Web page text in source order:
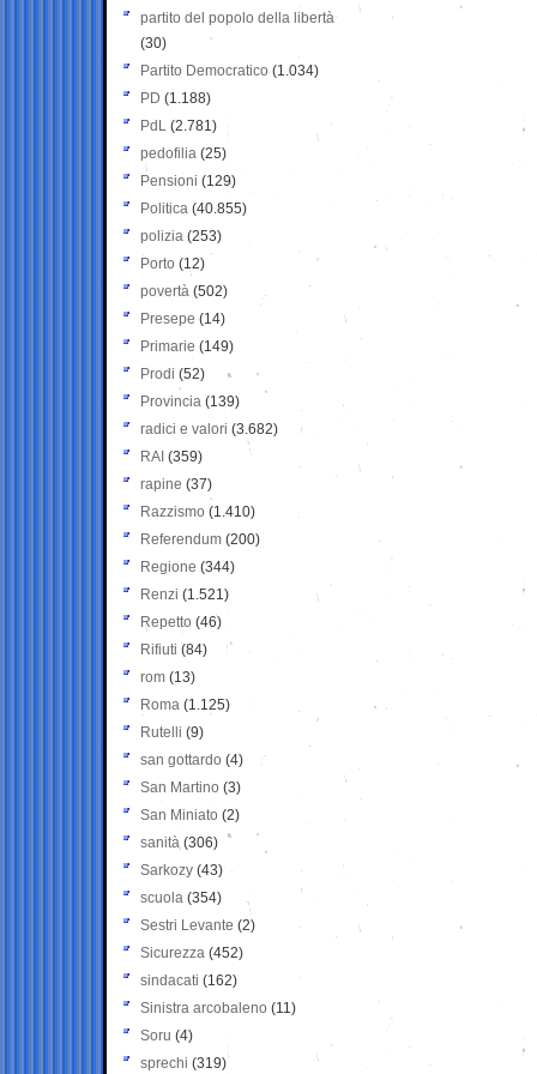
partito del popolo della libertà
(30)
Partito Democratico (1.034)
PD (1.188)
PdL (2.781)
pedofilia (25)
Pensioni (129)
Politica (40.855)
polizia (253)
Porto (12)
povertà (502)
Presepe (14)
Primarie (149)
Prodi (52)
Provincia (139)
radici e valori (3.682)
RAI (359)
rapine (37)
Razzismo (1.410)
Referendum (200)
Regione (344)
Renzi (1.521)
Repetto (46)
Rifiuti (84)
rom (13)
Roma (1.125)
Rutelli (9)
san gottardo (4)
San Martino (3)
San Miniato (2)
sanità (306)
Sarkozy (43)
scuola (354)
Sestri Levante (2)
Sicurezza (452)
sindacati (162)
Sinistra arcobaleno (11)
Soru (4)
sprechi (319)